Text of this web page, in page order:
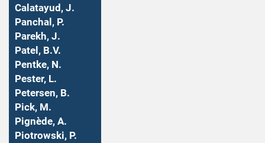
Calatayud, J.
Panchal, P.
Parekh, J.
Patel, B.V.
Pentke, N.
Pester, L.
Petersen, B.
Pick, M.
Pignède, A.
Piotrowski, P.